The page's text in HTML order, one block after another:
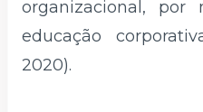
organizacional,
educação
2020).